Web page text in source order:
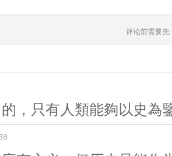
评论前需要先
，只有人類能夠以史為